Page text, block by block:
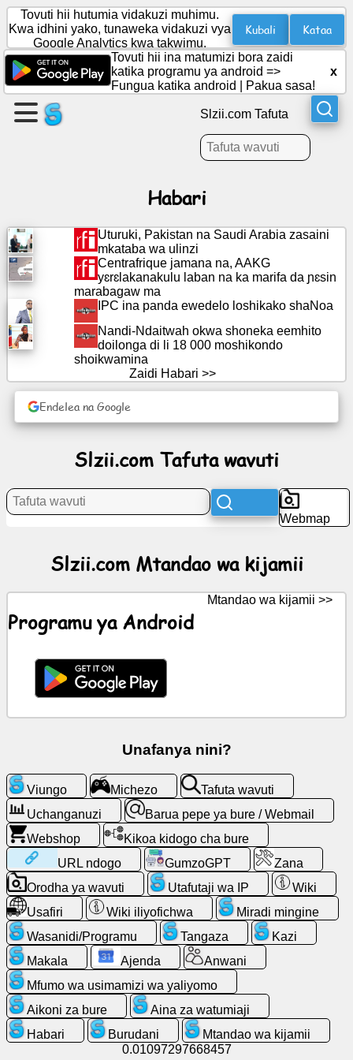
Unda
ukurasa
Unda
Ajenda
Burudani
Mtandao
wa
kijamii
Habari
GumzoGPT
Michezo
bure
/
Webmail
Uchanganuzi
Webshop
Wasanidi/Programu
Zana
Kazi
Tovuti hii hutumia vidakuzi muhimu.
Kwa idhini yako, tunaweka vidakuzi vya
Google Analytics kwa takwimu.
Kubali Kataa
Tovuti hii ina matumizi bora zaidi
katika programu ya android =>
Fungua katika android
Pakua sasa!
x
Slzii.com Tafuta
Habari
Uturuki, Pakistan na Saudi Arabia zasaini
mkataba wa ulinzi
Centrafrique jamana na, AAKG
yɛrɛlakanakulu laban na ka marifa da ɲɛsin
marabagaw ma
IPC ina panda ewedelo loshikako shaNoa
Nandi-Ndaitwah okwa shoneka eemhito
doilonga di li 18 000 moshikondo
shoikwamina
Zaidi Habari >>
Endelea na Google
Slzii.com Tafuta wavuti
Webmap
Slzii.com Mtandao wa kijamii
Programu ya Android
Mtandao wa kijamii >>
Unafanya nini?
Viungo Michezo
Tafuta wavuti
Uchanganuzi
Barua pepe ya bure / Webmail
Webshop
Kikoa kidogo cha bure
URL ndogo
GumzoGPT
Zana
Orodha ya wavuti
Utafutaji wa IP
Wiki
Usafiri
Wiki iliyofichwa
Miradi mingine
Wasanidi/Programu
Tangaza
Kazi
Makala
Ajenda
Anwani
Mfumo wa usimamizi wa yaliyomo
Aikoni za bure
Aina za watumiaji
Habari
Burudani
Mtandao wa kijamii
0.01097297668457